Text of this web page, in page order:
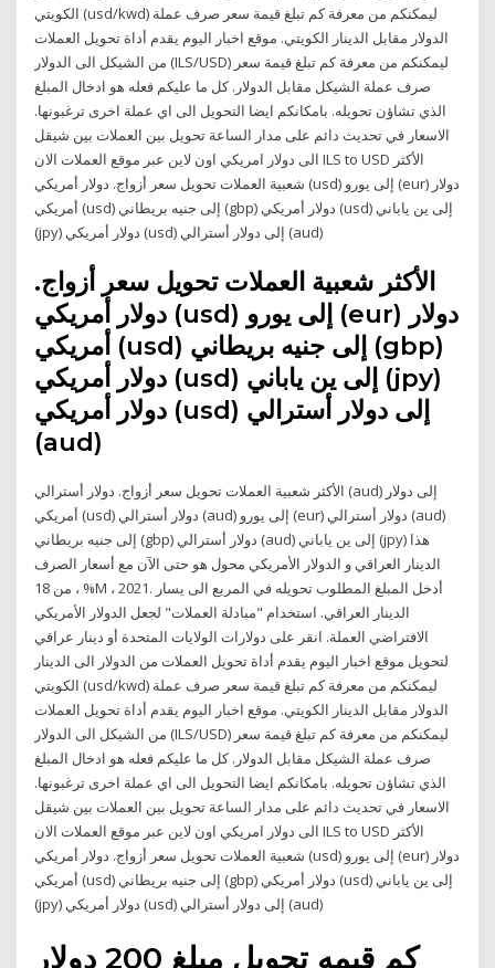
الكويتي (usd/kwd) ليمكنكم من معرفة كم تبلغ قيمة سعر صرف عملة
الدولار مقابل الدينار الكويتي. موقع اخبار اليوم يقدم أداة تحويل العملات
من الشيكل الى الدولار (ILS/USD) ليمكنكم من معرفة كم تبلغ قيمة سعر
صرف عملة الشيكل مقابل الدولار. كل ما عليكم فعله هو ادخال المبلغ
الذي تشاؤن تحويله. بامكانكم ايضا التحويل الى اي عملة اخرى ترغبونها.
الاسعار في تحديث دائم على مدار الساعة تحويل بين العملات بين شيقل
الى دولار امريكي اون لاين عبر موقع العملات الان ILS to USD الأكثر
شعبية العملات تحويل سعر أزواج. دولار أمريكي (usd) إلى يورو (eur) دولار
أمريكي (usd) إلى جنيه بريطاني (gbp) دولار أمريكي (usd) إلى ين ياباني
(jpy) دولار أمريكي (usd) إلى دولار أسترالي (aud)
الأكثر شعبية العملات تحويل سعر أزواج.
دولار أمريكي (usd) إلى يورو (eur) دولار
أمريكي (usd) إلى جنيه بريطاني (gbp)
دولار أمريكي (usd) إلى ين ياباني (jpy)
دولار أمريكي (usd) إلى دولار أسترالي
(aud)
الأكثر شعبية العملات تحويل سعر أزواج. دولار أسترالي (aud) إلى دولار
أمريكي (usd) دولار أسترالي (aud) إلى يورو (eur) دولار أسترالي (aud)
إلى جنيه بريطاني (gbp) دولار أسترالي (aud) إلى ين ياباني (jpy) هذا
الدينار العراقي و الدولار الأمريكي محول هو حتى الآن مع أسعار الصرف
من 18 ، %M ، 2021. أدخل المبلغ المطلوب تحويله في المربع الى يسار
الدينار العراقي. استخدام "مبادلة العملات" لجعل الدولار الأمريكي
الافتراضي العملة. انقر على دولارات الولايات المتحدة أو دينار عراقي
لتحويل موقع اخبار اليوم يقدم أداة تحويل العملات من الدولار الى الدينار
الكويتي (usd/kwd) ليمكنكم من معرفة كم تبلغ قيمة سعر صرف عملة
الدولار مقابل الدينار الكويتي. موقع اخبار اليوم يقدم أداة تحويل العملات
من الشيكل الى الدولار (ILS/USD) ليمكنكم من معرفة كم تبلغ قيمة سعر
صرف عملة الشيكل مقابل الدولار. كل ما عليكم فعله هو ادخال المبلغ
الذي تشاؤن تحويله. بامكانكم ايضا التحويل الى اي عملة اخرى ترغبونها.
الاسعار في تحديث دائم على مدار الساعة تحويل بين العملات بين شيقل
الى دولار امريكي اون لاين عبر موقع العملات الان ILS to USD الأكثر
شعبية العملات تحويل سعر أزواج. دولار أمريكي (usd) إلى يورو (eur) دولار
أمريكي (usd) إلى جنيه بريطاني (gbp) دولار أمريكي (usd) إلى ين ياباني
(jpy) دولار أمريكي (usd) إلى دولار أسترالي (aud)
كم قيمه تحويل مبلغ 200 دولار